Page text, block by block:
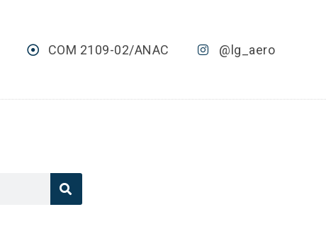
COM 2109-02/ANAC @lg_aero